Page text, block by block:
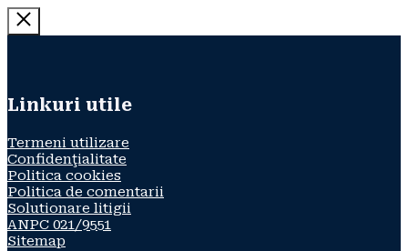
Linkuri utile
Termeni utilizare
Confidenţialitate
Politica cookies
Politica de comentarii
Solutionare litigii
ANPC 021/9551
Sitemap